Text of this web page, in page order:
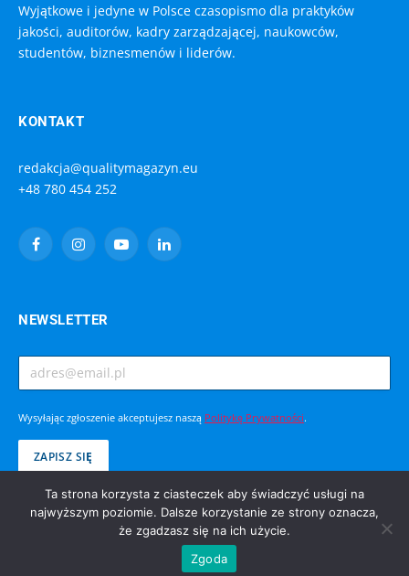
Wyjątkowe i jedyne w Polsce czasopismo dla praktyków
jakości, auditorów, kadry zarządzającej, naukowców,
studentów, biznesmenów i liderów.
KONTAKT
redakcja@qualitymagazyn.eu
+48 780 454 252
FacebookInstagramYouTubeLinkedIn
NEWSLETTER
Wysyłając zgłoszenie akceptujesz naszą Politykę Prywatności.
© 2005 - 2026 Public PR. Wszystkie prawa zastrzeżone.
Ta strona korzysta z ciasteczek aby świadczyć usługi na
najwyższym poziomie. Dalsze korzystanie ze strony oznacza,
że zgadzasz się na ich użycie.
Zgoda